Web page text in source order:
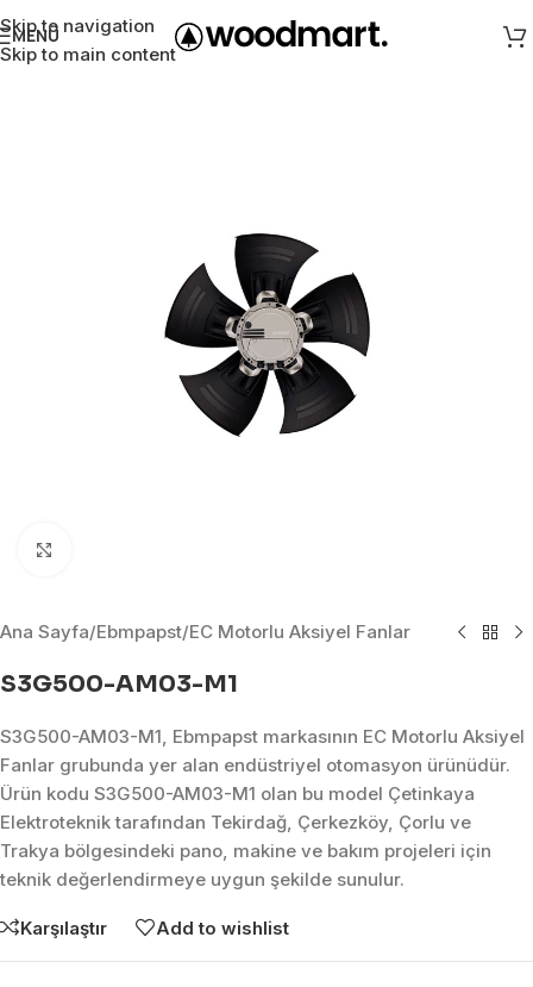
Skip to navigation
Skip to main content
MENÜ
Ana Sayfa/Ebmpapst/EC Motorlu Aksiyel Fanlar
S3G500-AM03-M1
S3G500-AM03-M1, Ebmpapst markasının EC Motorlu Aksiyel
Fanlar grubunda yer alan endüstriyel otomasyon ürünüdür.
Ürün kodu S3G500-AM03-M1 olan bu model Çetinkaya
Elektroteknik tarafından Tekirdağ, Çerkezköy, Çorlu ve
Trakya bölgesindeki pano, makine ve bakım projeleri için
teknik değerlendirmeye uygun şekilde sunulur.
Karşılaştır Add to wishlist